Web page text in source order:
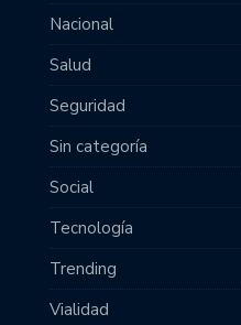
Nacional
Salud
Seguridad
Sin categoría
Social
Tecnología
Trending
Vialidad